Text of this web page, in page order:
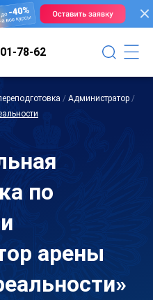
78-62
/ Администратор /
по
арены